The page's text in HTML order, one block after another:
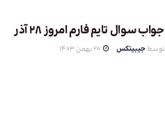
جواب سوال تایم فارم امروز 28 آذر
توسط جیبیتکس